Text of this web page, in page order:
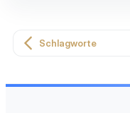
Schlagworte